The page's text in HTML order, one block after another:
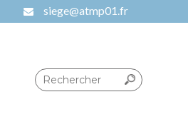
siege@atmp01.fr